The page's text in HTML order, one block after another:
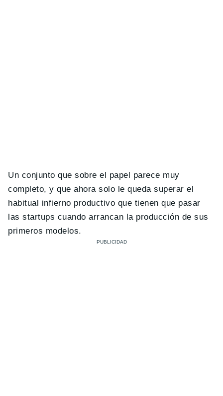
Un conjunto que sobre el papel parece muy
completo, y que ahora solo le queda superar el
habitual infierno productivo que tienen que pasar
las startups cuando arrancan la producción de sus
primeros modelos.